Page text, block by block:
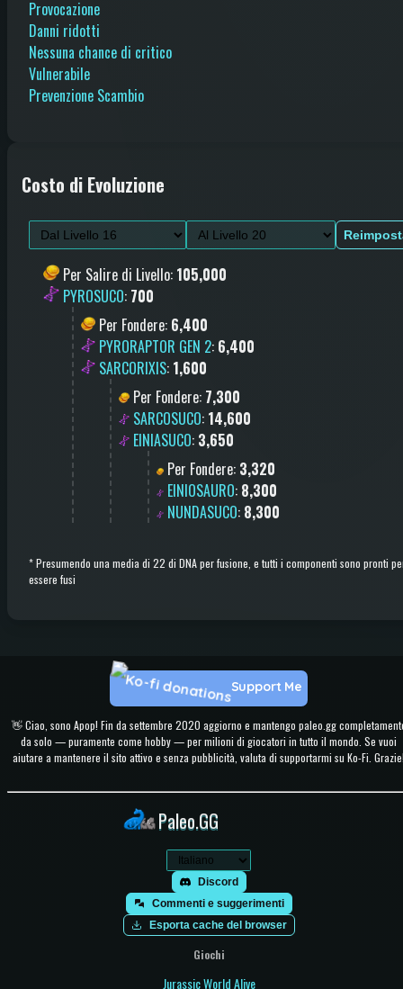
Provocazione
Danni ridotti
Nessuna chance di critico
Vulnerabile
Prevenzione Scambio
Costo di Evoluzione
Per Salire di Livello: 105,000
PYROSUCO: 700
Per Fondere: 6,400
PYRORAPTOR GEN 2: 6,400
SARCORIXIS: 1,600
Per Fondere: 7,300
SARCOSUCO: 14,600
EINIASUCO: 3,650
Per Fondere: 3,320
EINIOSAURO: 8,300
NUNDASUCO: 8,300
*Presumendo una media di 22 di DNA per fusione, e tutti i componenti sono pronti
essere fusi
👋 Ciao, sono Apop! Fin da settembre 2020 aggiorno e mantengo paleo.gg
da solo — puramente come hobby — per milioni di giocatori in tutto il mondo. Se vuoi
aiutare a mantenere il sito attivo e senza pubblicità, valuta di supportarmi su Ko-Fi.
Support Me
Paleo.GG
Discord
Commenti e suggerimenti
Esporta cache del browser
Giochi
Jurassic World Alive